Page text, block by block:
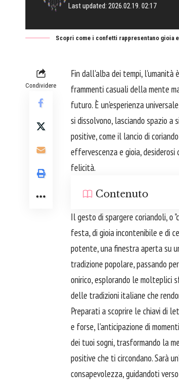
Last updated: 2026.02.19. 02:17
Scopri come i confetti rappresentano
Condividere
Fin dall'alba dei tempi, l'umanità
frammenti casuali della mente
futuro. È un'esperienza
si dissolvono, lasciando spazio a
positive, come il lancio di
effervescenza e gioia,
felicità.
Contenuto
Il gesto di spargere coriandoli, o
festa, di gioia incontenibile e di
potente, una finestra aperta su
tradizione popolare, passando
onirico, esplorando le molteplici
delle tradizioni italiane che
Preparati a scoprire le chiavi di
e forse, l'anticipazione di
dei tuoi sogni, trasformando la
positive che ti circondano. Sarà
consapevolezza, guidandoti